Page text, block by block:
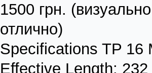
1500 грн.
отлично)
Specifications TP 16
Effective Length: